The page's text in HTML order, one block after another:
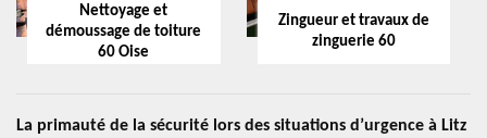
Nettoyage et
démoussage de toiture
60 Oise
Zingueur et travaux de
zinguerie 60
La primauté de la sécurité lors des situations d’urgence à Litz